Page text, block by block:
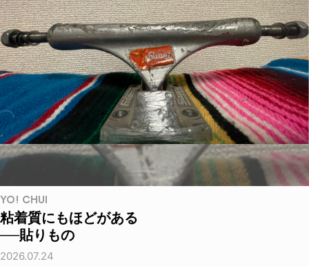
YO! CHUI
粘着質にもほどがある
──貼りもの
2026.07.24